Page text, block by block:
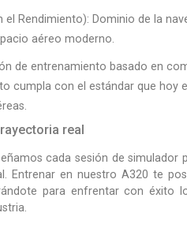
el Rendimiento): Dominio de la
aéreo moderno.
de entrenamiento basado en
cumpla con el estándar que hoy
real
cada sesión de simulador
Entrenar en nuestro A320 te
para enfrentar con éxito